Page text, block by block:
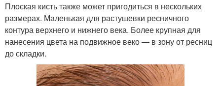
Плоская кисть также может пригодиться в нескольких
размерах. Маленькая для растушевки ресничного
контура верхнего и нижнего века. Более крупная для
нанесения цвета на подвижное веко — в зону от ресниц
до складки.